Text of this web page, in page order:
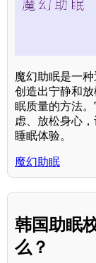
魔幻助眠是一
创造出宁静和
眠质量的方法
虑、放松身心
睡眠体验。
魔幻助眠
韩国助眠
么？